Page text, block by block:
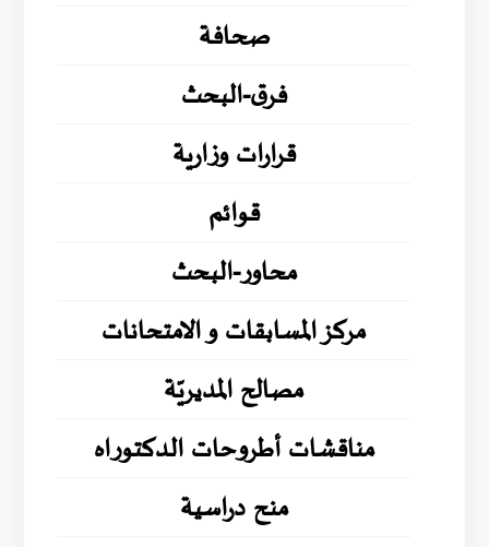
صحافة
فرق-البحث
قرارات وزارية
قوائم
محاور-البحث
مركز المسابقات و الامتحانات
مصالح المديريّة
مناقشات أطروحات الدكتوراه
منح دراسية